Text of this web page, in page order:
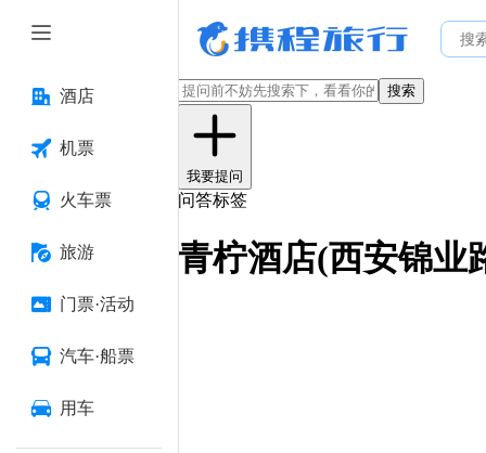
酒店
机票
火车票
旅游
门票·活动
汽车·船票
用车
搜索
我要提问
问答标签
青柠酒店(西安锦业